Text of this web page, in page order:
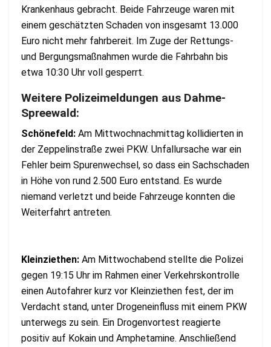
Krankenhaus gebracht. Beide Fahrzeuge waren mit
einem geschätzten Schaden von insgesamt 13.000
Euro nicht mehr fahrbereit. Im Zuge der Rettungs-
und Bergungsmaßnahmen wurde die Fahrbahn bis
etwa 10:30 Uhr voll gesperrt.
Weitere Polizeimeldungen aus Dahme-
Spreewald:
Schönefeld: Am Mittwochnachmittag kollidierten in
der Zeppelinstraße zwei PKW. Unfallursache war ein
Fehler beim Spurenwechsel, so dass ein Sachschaden
in Höhe von rund 2.500 Euro entstand. Es wurde
niemand verletzt und beide Fahrzeuge konnten die
Weiterfahrt antreten.
Kleinziethen: Am Mittwochabend stellte die Polizei
gegen 19:15 Uhr im Rahmen einer Verkehrskontrolle
einen Autofahrer kurz vor Kleinziethen fest, der im
Verdacht stand, unter Drogeneinfluss mit einem PKW
unterwegs zu sein. Ein Drogenvortest reagierte
positiv auf Kokain und Amphetamine. Anschließend